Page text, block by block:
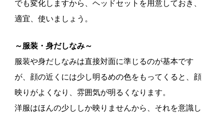
でも変化しますから、ヘッドセットを用意しておき、
適宜、使いましょう。
～服装・身だしなみ～
服装や身だしなみは直接対面に準じるのが基本です
が、顔の近くには少し明るめの色をもってくると、顔
映りがよくなり、雰囲気が明るくなります。
洋服はほんの少ししか映りませんから、それを意識し